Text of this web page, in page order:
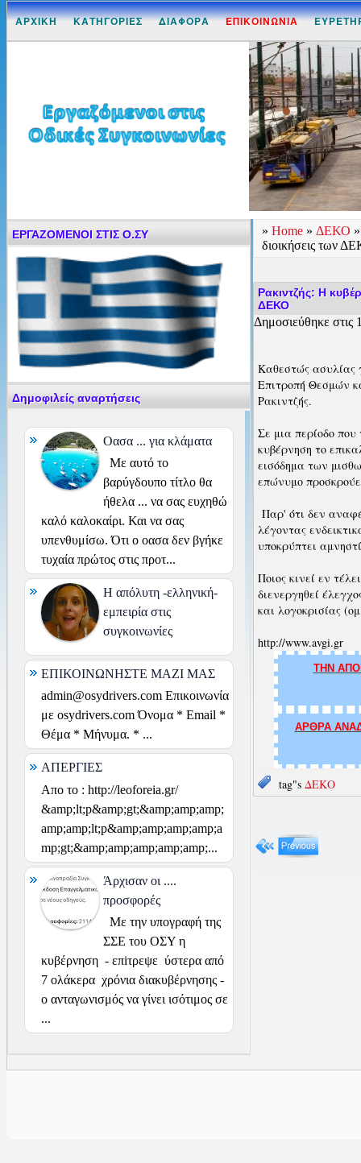
ΑΡΧΙΚΗ ΚΑΤΗΓΟΡΙΕΣ ΔΙΑΦΟΡΑ ΕΠΙΚΟΙΝΩΝΙΑ
» Home » ΔΕΚΟ
διοικήσεις των
Ρακιντζής: Η
ΔΕΚΟ
Δημοσιεύθηκε στις
Καθεστώς ασυλίας
Επιτροπή Θεσμών
Ρακιντζής.
Σε μια περίοδο που
κυβέρνηση το
εισόδημα των
επώνυμο
Παρ' ότι δεν
λέγοντας
υποκρύπτει
Ποιος κινεί εν
διενεργηθεί
και λογοκρισίας
http://www.avgi.gr
ΤΗΝ
ΑΡΘΡΑ
tag"s ΔΕΚΟ
ΕΡΓΑΖΟΜΕΝΟΙ ΣΤΙΣ Ο.ΣΥ
Δημοφιλείς αναρτήσεις
Οασα ... για κλάματα
Με αυτό το
βαρύγδουπο τίτλο θα
ήθελα ... να σας ευχηθώ
καλό καλοκαίρι. Και να σας
υπενθυμίσω. Ότι ο οασα δεν βγήκε
τυχαία πρώτος στις προτ...
H απόλυτη -ελληνική-
εμπειρία στις
συγκοινωνίες
ΕΠΙΚΟΙΝΩΝΗΣΤΕ ΜΑΖΙ ΜΑΣ
admin@osydrivers.com Επικοινωνία
με osydrivers.com Όνομα * Email *
Θέμα * Μήνυμα. * ...
ΑΠΕΡΓΙΕΣ
Απο το : http://leoforeia.gr/
&amp;lt;p&amp;gt;&amp;amp;amp;
amp;amp;lt;p&amp;amp;amp;amp;a
mp;gt;&amp;amp;amp;amp;amp;...
Άρχισαν οι ....
προσφορές
Με την υπογραφή της
ΣΣΕ του ΟΣΥ η
κυβέρνηση - επiτρεψε ύστερα από
7 ολάκερα χρόνια διακυβέρνησης -
ο ανταγωνισμός να γίνει ισότιμος σε
...